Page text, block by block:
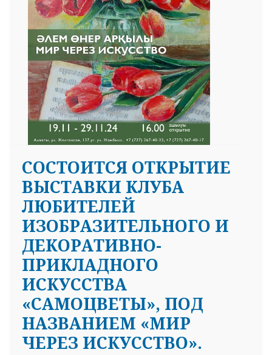
CОСТОИТСЯ ОТКРЫТИЕ
ВЫСТАВКИ КЛУБА
ЛЮБИТЕЛЕЙ
ИЗОБРАЗИТЕЛЬНОГО И
ДЕКОРАТИВНО-
ПРИКЛАДНОГО
ИСКУССТВА
«САМОЦВЕТЫ», ПОД
НАЗВАНИЕМ «МИР
ЧЕРЕЗ ИСКУССТВО».